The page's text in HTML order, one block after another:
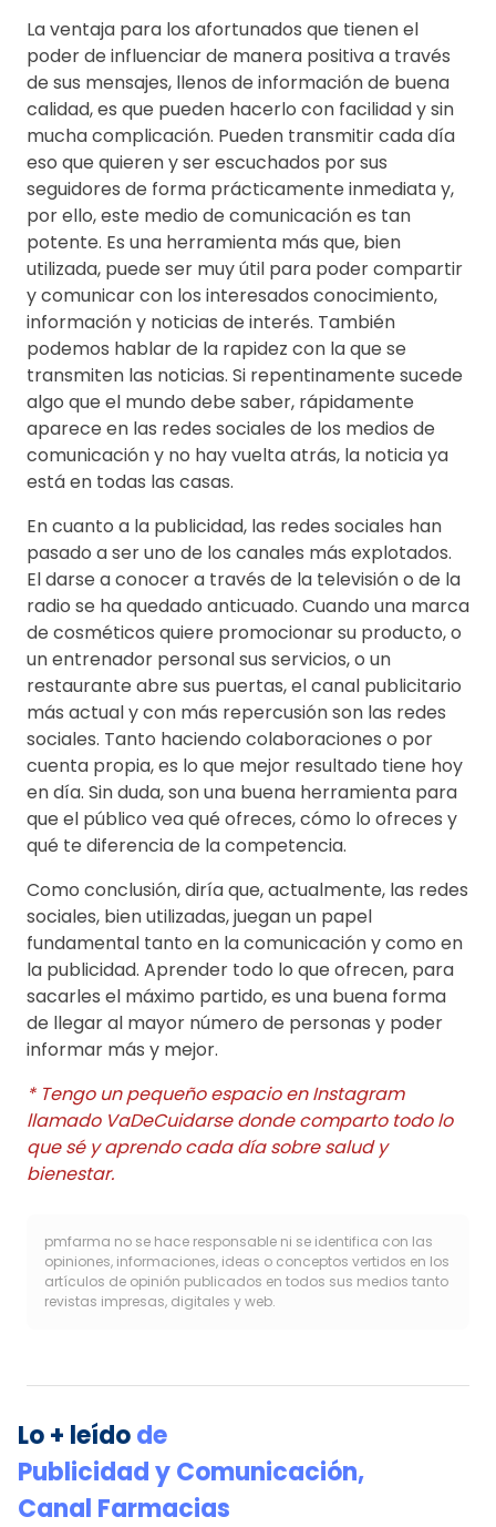
La ventaja para los afortunados que tienen el
poder de influenciar de manera positiva a través
de sus mensajes, llenos de información de buena
calidad, es que pueden hacerlo con facilidad y sin
mucha complicación. Pueden transmitir cada día
eso que quieren y ser escuchados por sus
seguidores de forma prácticamente inmediata y,
por ello, este medio de comunicación es tan
potente. Es una herramienta más que, bien
utilizada, puede ser muy útil para poder compartir
y comunicar con los interesados conocimiento,
información y noticias de interés. También
podemos hablar de la rapidez con la que se
transmiten las noticias. Si repentinamente sucede
algo que el mundo debe saber, rápidamente
aparece en las redes sociales de los medios de
comunicación y no hay vuelta atrás, la noticia ya
está en todas las casas.
En cuanto a la publicidad, las redes sociales han
pasado a ser uno de los canales más explotados.
El darse a conocer a través de la televisión o de la
radio se ha quedado anticuado. Cuando una marca
de cosméticos quiere promocionar su producto, o
un entrenador personal sus servicios, o un
restaurante abre sus puertas, el canal publicitario
más actual y con más repercusión son las redes
sociales. Tanto haciendo colaboraciones o por
cuenta propia, es lo que mejor resultado tiene hoy
en día. Sin duda, son una buena herramienta para
que el público vea qué ofreces, cómo lo ofreces y
qué te diferencia de la competencia.
Como conclusión, diría que, actualmente, las redes
sociales, bien utilizadas, juegan un papel
fundamental tanto en la comunicación y como en
la publicidad. Aprender todo lo que ofrecen, para
sacarles el máximo partido, es una buena forma
de llegar al mayor número de personas y poder
informar más y mejor.
* Tengo un pequeño espacio en Instagram
llamado VaDeCuidarse donde comparto todo lo
que sé y aprendo cada día sobre salud y
bienestar.
pmfarma no se hace responsable ni se identifica con las
opiniones, informaciones, ideas o conceptos vertidos en los
artículos de opinión publicados en todos sus medios tanto
revistas impresas, digitales y web.
Lo + leídode
Publicidad y Comunicación,
Canal Farmacias